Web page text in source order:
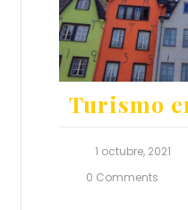
Turismo
1 octubre, 2021
0 Comments